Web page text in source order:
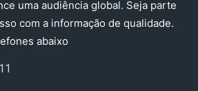
uma audiência global. Seja parte
com a informação de qualidade.
abaixo